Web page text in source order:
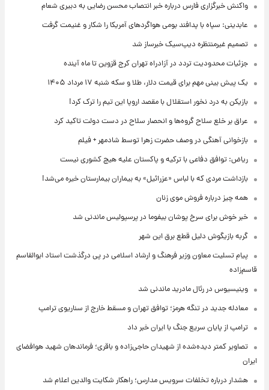
واکنش خبرگزاری فارس درباره خبر انتصاب محسن رضایی به دبیری شعام
عابدینی: سپاه با پدافند بومی هواگردهای آمریکا را شکار و غنیمت گرفت
تصمیم غیرمنتظره دیپ‌سیک خبرساز شد
جزئیات محدودیت تردد در آزادراه تهران کرج قزوین تا ماه آینده
یک پیش ‌بینی مهم برای قیمت دلار، طلا و سکه شنبه ۱۷ مرداد ۱۴۰۵
بازیکن به درد نخور استقلال با مقصد اروپا این تیم را ترک کرد!
عراق بر خلع سلاح گروه‌ها و انحصار سلاح در دست دولت تاکید کرد
بازخوانی آهنگی در وصف حضرت زهرا توسط شادمهر + فیلم
ریاض: توافق دفاعی با ترکیه و پاکستان علیه هیچ کشوری نیست
بازداشت مردی که با لباس «عزرائیل» به بیماران بیمارستان خیره می‌شد!
همه چیز درباره فروش موی زنان
خبر خوش برای سرخ پوشان بیفوما در پرسپولیس ماندنی شد
گربه بازیگوش دلیل قطع برق این شهر
پیام تسلیت معاون وزیر فرهنگ و ارشاد اسلامی در پی درگذشت استاد ابوالقاسم
قاسم‌زاده
وینیسیوس در رئال مادرید ماندنی شد
معادله جدید در تنگه هرمز؛ توافق تهران و مسقط خارج از سناریوی ترامپ
ترامپ از پایان سریع جنگ با ایران خبر داد
تصاویر کمتر دیده‌شده از شهیدان حاجی‌زاده و باقری؛ فرماندهان شهید هوافضای
ایران
هشدار درباره تخلفات سرویس مدارس؛ راهکار شکایت والدین اعلام شد